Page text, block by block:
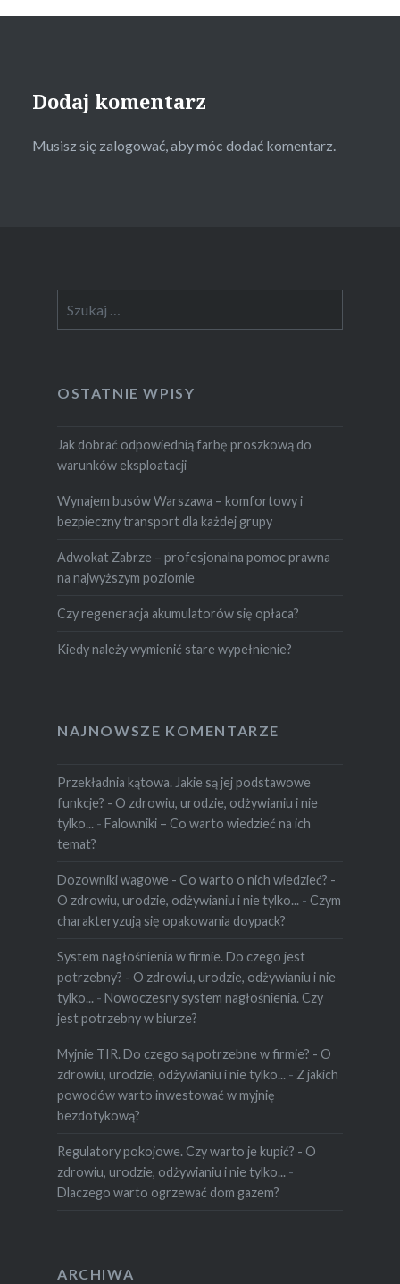
Dodaj komentarz
Musisz się zalogować, aby móc dodać komentarz.
OSTATNIE WPISY
Jak dobrać odpowiednią farbę proszkową do
warunków eksploatacji
Wynajem busów Warszawa – komfortowy i
bezpieczny transport dla każdej grupy
Adwokat Zabrze – profesjonalna pomoc prawna
na najwyższym poziomie
Czy regeneracja akumulatorów się opłaca?
Kiedy należy wymienić stare wypełnienie?
NAJNOWSZE KOMENTARZE
Przekładnia kątowa. Jakie są jej podstawowe
funkcje? - O zdrowiu, urodzie, odżywianiu i nie
tylko... - Falowniki – Co warto wiedzieć na ich
temat?
Dozowniki wagowe - Co warto o nich wiedzieć? -
O zdrowiu, urodzie, odżywianiu i nie tylko... - Czym
charakteryzują się opakowania doypack?
System nagłośnienia w firmie. Do czego jest
potrzebny? - O zdrowiu, urodzie, odżywianiu i nie
tylko... - Nowoczesny system nagłośnienia. Czy
jest potrzebny w biurze?
Myjnie TIR. Do czego są potrzebne w firmie? - O
zdrowiu, urodzie, odżywianiu i nie tylko... - Z jakich
powodów warto inwestować w myjnię
bezdotykową?
Regulatory pokojowe. Czy warto je kupić? - O
zdrowiu, urodzie, odżywianiu i nie tylko... -
Dlaczego warto ogrzewać dom gazem?
ARCHIWA